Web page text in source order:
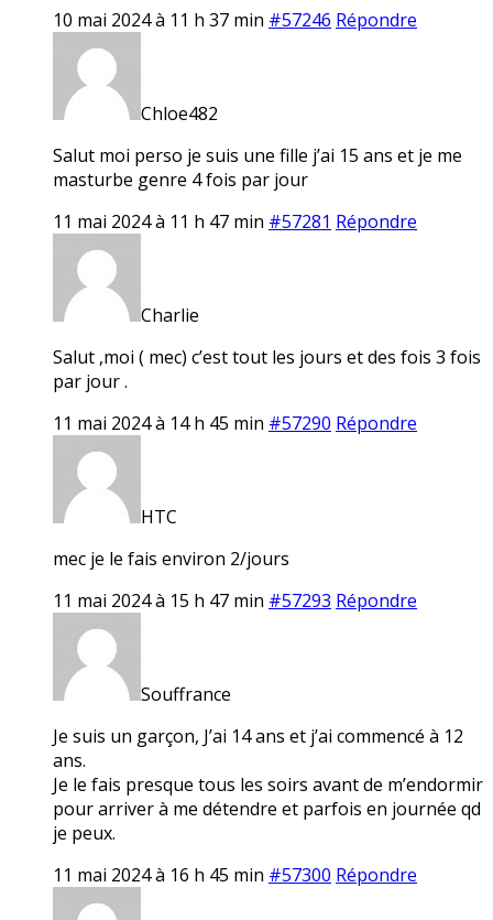
10 mai 2024 à 11 h 37 min #57246 Répondre
Chloe482
Salut moi perso je suis une fille j’ai 15 ans et je me
masturbe genre 4 fois par jour
11 mai 2024 à 11 h 47 min #57281 Répondre
Charlie
Salut ,moi ( mec) c’est tout les jours et des fois 3 fois
par jour .
11 mai 2024 à 14 h 45 min #57290 Répondre
HTC
mec je le fais environ 2/jours
11 mai 2024 à 15 h 47 min #57293 Répondre
Souffrance
Je suis un garçon, J’ai 14 ans et j’ai commencé à 12
ans.
Je le fais presque tous les soirs avant de m’endormir
pour arriver à me détendre et parfois en journée qd
je peux.
11 mai 2024 à 16 h 45 min #57300 Répondre